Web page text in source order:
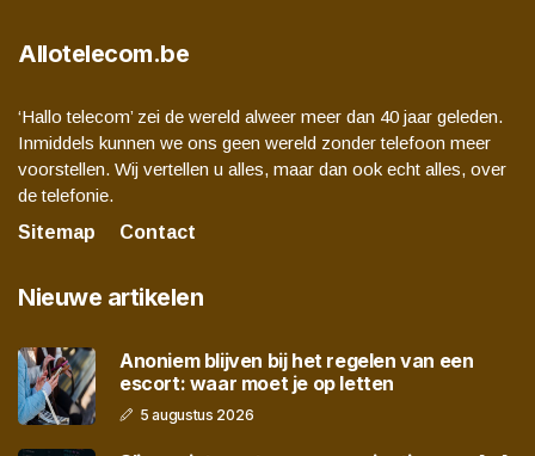
Allotelecom.be
‘Hallo telecom’ zei de wereld alweer meer dan 40 jaar geleden.
Inmiddels kunnen we ons geen wereld zonder telefoon meer
voorstellen. Wij vertellen u alles, maar dan ook echt alles, over
de telefonie.
Sitemap
Contact
Nieuwe artikelen
Anoniem blijven bij het regelen van een
escort: waar moet je op letten
5 augustus 2026